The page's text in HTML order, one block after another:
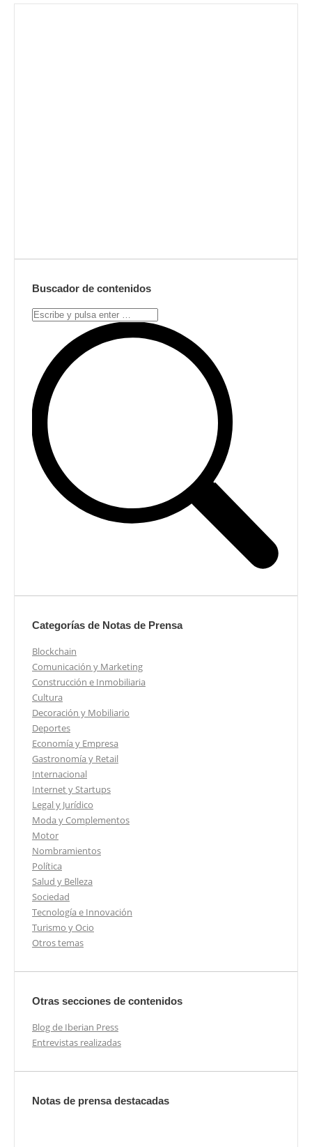
Buscador de contenidos
Search:
Categorías de Notas de Prensa
Blockchain
Comunicación y Marketing
Construcción e Inmobiliaria
Cultura
Decoración y Mobiliario
Deportes
Economía y Empresa
Gastronomía y Retail
Internacional
Internet y Startups
Legal y Jurídico
Moda y Complementos
Motor
Nombramientos
Política
Salud y Belleza
Sociedad
Tecnología e Innovación
Turismo y Ocio
Otros temas
Otras secciones de contenidos
Blog de Iberian Press
Entrevistas realizadas
Notas de prensa destacadas